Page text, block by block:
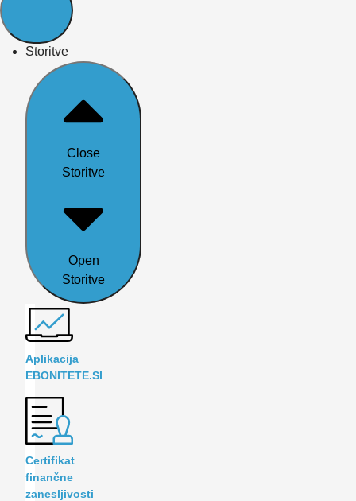
Storitve
Close
Storitve
Open
Storitve
Aplikacija
EBONITETE.SI
Certifikat
finančne
zanesljivosti